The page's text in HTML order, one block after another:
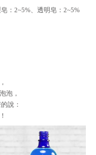
：2~5%、透明皂：2~5%
泡，
說：